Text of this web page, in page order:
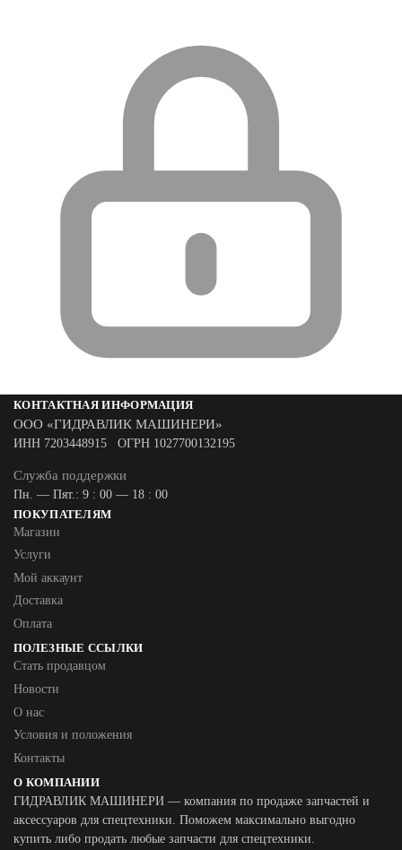
КОНТАКТНАЯ ИНФОРМАЦИЯ
ООО «ГИДРАВЛИК МАШИНЕРИ»
ИНН 7203448915 ОГРН 1027700132195
Служба поддержки
Пн. — Пят.: 9 : 00 — 18 : 00
ПОКУПАТЕЛЯМ
Магазин
Услуги
Мой аккаунт
Доставка
Оплата
ПОЛЕЗНЫЕ ССЫЛКИ
Стать продавцом
Новости
О нас
Условия и положения
Контакты
О КОМПАНИИ
ГИДРАВЛИК МАШИНЕРИ — компания по продаже запчастей и
аксессуаров для спецтехники. Поможем максимально выгодно
купить либо продать любые запчасти для спецтехники.